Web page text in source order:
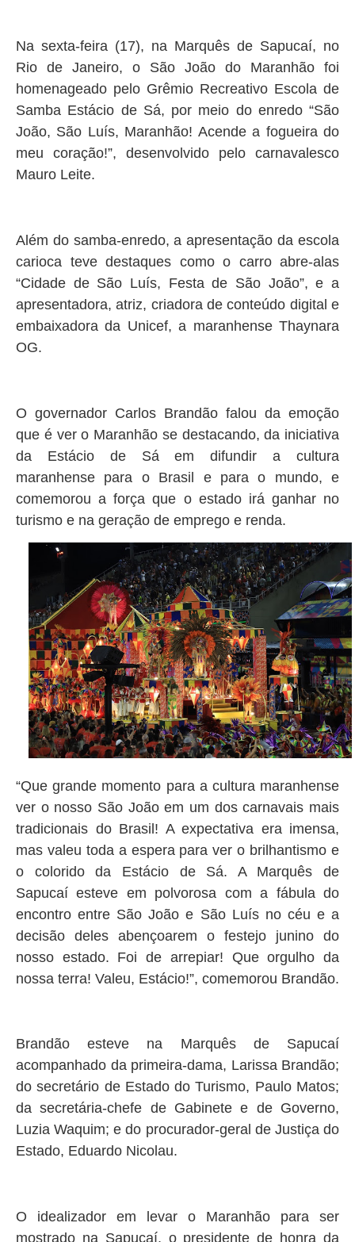
Na sexta-feira (17), na Marquês de Sapucaí, no
Rio de Janeiro, o São João do Maranhão foi
homenageado pelo Grêmio Recreativo Escola de
Samba Estácio de Sá, por meio do enredo “São
João, São Luís, Maranhão! Acende a fogueira do
meu coração!”, desenvolvido pelo carnavalesco
Mauro Leite.
Além do samba-enredo, a apresentação da escola
carioca teve destaques como o carro abre-alas
“Cidade de São Luís, Festa de São João”, e a
apresentadora, atriz, criadora de conteúdo digital e
embaixadora da Unicef, a maranhense Thaynara
OG.
O governador Carlos Brandão falou da emoção
que é ver o Maranhão se destacando, da iniciativa
da Estácio de Sá em difundir a cultura
maranhense para o Brasil e para o mundo, e
comemorou a força que o estado irá ganhar no
turismo e na geração de emprego e renda.
“Que grande momento para a cultura maranhense
ver o nosso São João em um dos carnavais mais
tradicionais do Brasil! A expectativa era imensa,
mas valeu toda a espera para ver o brilhantismo e
o colorido da Estácio de Sá. A Marquês de
Sapucaí esteve em polvorosa com a fábula do
encontro entre São João e São Luís no céu e a
decisão deles abençoarem o festejo junino do
nosso estado. Foi de arrepiar! Que orgulho da
nossa terra! Valeu, Estácio!”, comemorou Brandão.
Brandão esteve na Marquês de Sapucaí
acompanhado da primeira-dama, Larissa Brandão;
do secretário de Estado do Turismo, Paulo Matos;
da secretária-chefe de Gabinete e de Governo,
Luzia Waquim; e do procurador-geral de Justiça do
Estado, Eduardo Nicolau.
O idealizador em levar o Maranhão para ser
mostrado na Sapucaí, o presidente de honra da